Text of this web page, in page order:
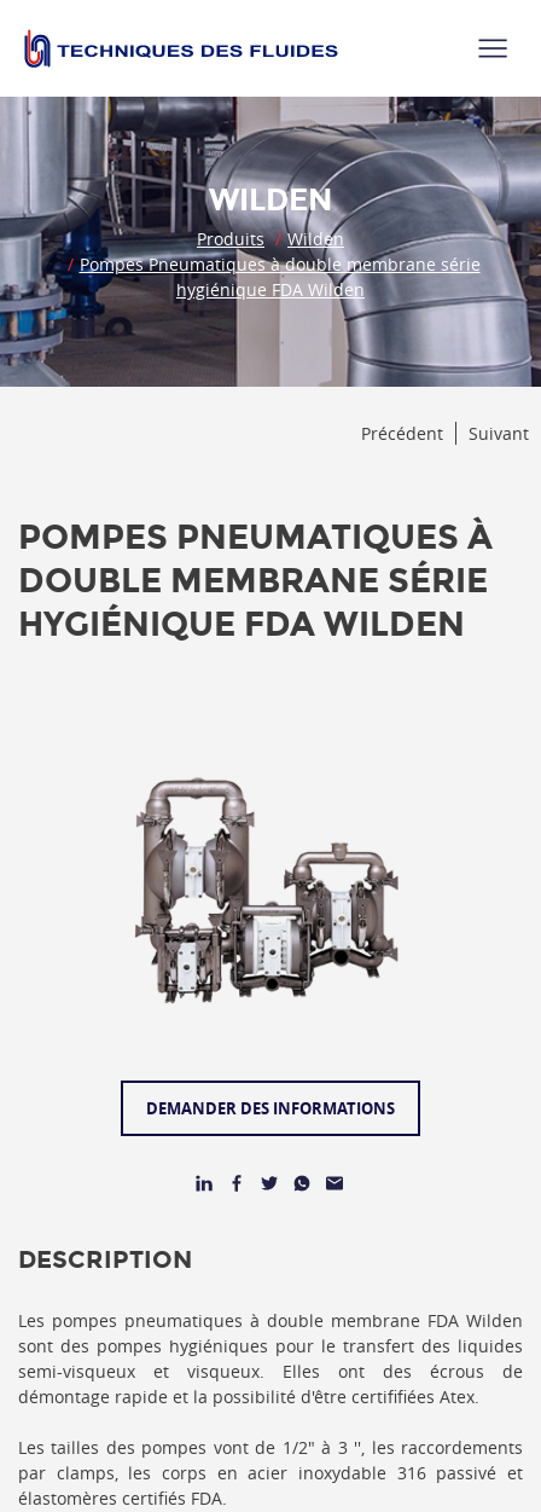
WILDEN
Produits
Wilden
Pompes Pneumatiques à double membrane série
hygiénique FDA Wilden
Précédent Suivant
POMPES PNEUMATIQUES À
DOUBLE MEMBRANE SÉRIE
HYGIÉNIQUE FDA WILDEN
DEMANDER DES INFORMATIONS
DESCRIPTION
Les pompes pneumatiques à double membrane FDA Wilden
sont des pompes hygiéniques pour le transfert des liquides
semi-visqueux et visqueux. Elles ont des écrous de
démontage rapide et la possibilité d'être certififiées Atex.
Les tailles des pompes vont de 1/2" à 3 '', les raccordements
par clamps, les corps en acier inoxydable 316 passivé et
élastomères certifiés FDA.